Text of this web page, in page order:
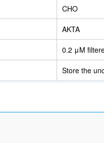
CHO
AKTA
0.2 μM
Store the